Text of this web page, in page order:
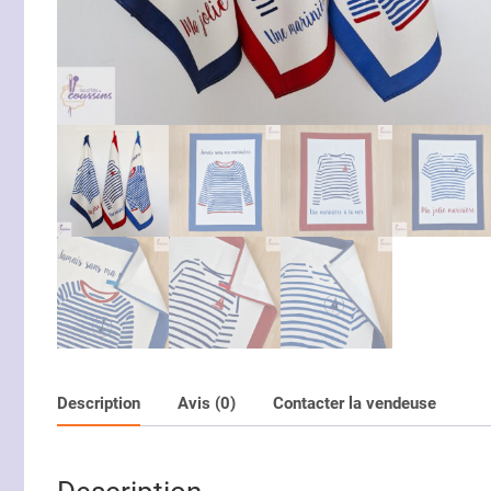
Description Avis (0) Contacter la vendeuse